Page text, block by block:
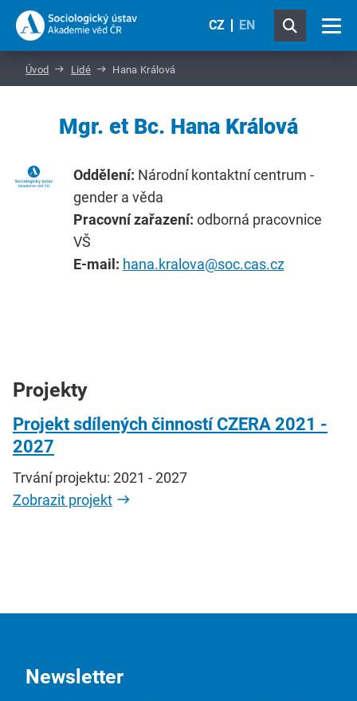
CZ EN
Úvod Lidé Hana Králová
Mgr. et Bc. Hana Králová
Oddělení: Národní kontaktní centrum -
gender a věda
Pracovní zařazení: odborná pracovnice
VŠ
E-mail: hana.kralova@soc.cas.cz
Projekty
Projekt sdílených činností CZERA 2021 -
2027
Trvání projektu: 2021 - 2027
Zobrazit projekt
Newsletter